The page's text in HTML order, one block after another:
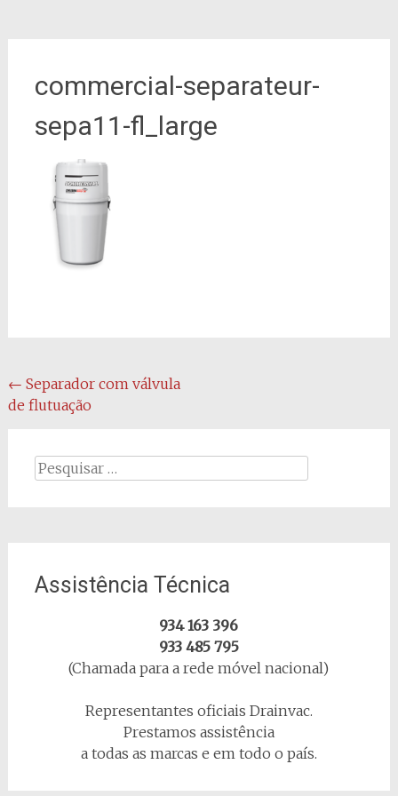
commercial-separateur-
sepa11-fl_large
Navegação
de
← Separador com válvula
de flutuação
Procurar
Assistência Técnica
934 163 396
933 485 795
(Chamada para a rede móvel nacional)
Representantes oficiais Drainvac.
Prestamos assistência
a todas as marcas e em todo o país.